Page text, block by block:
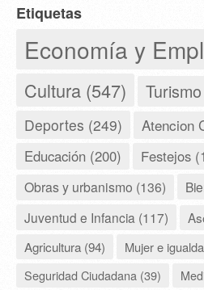
Etiquetas
Economía y
Cultura (547)
Deportes (249) Atencion
Educación (200) Festejos
Obras y urbanismo (136)
Juventud e Infancia (117)
Agricultura (94)
Mujer e
Seguridad Ciudadana (39)